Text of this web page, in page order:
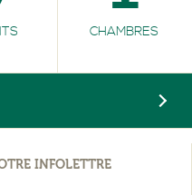
CHAMBRES
INFOLETTRE